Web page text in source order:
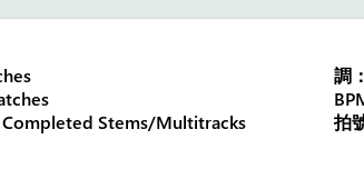
Stems/Multitracks
調
拍